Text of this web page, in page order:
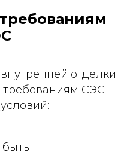
отделки
требованиям СЭС